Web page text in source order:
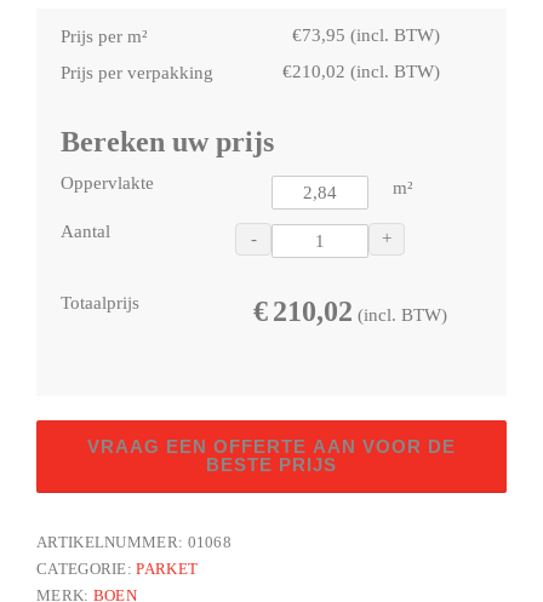
Prijs per m² €73,95 (incl. BTW)
Prijs per verpakking
€210,02 (incl. BTW)
Bereken uw prijs
Oppervlakte m²
Aantal - +
Totaalprijs €210,02 (incl. BTW)
harmony
geborsteld
VRAAG EEN OFFERTE AAN VOOR DE
BESTE PRIJS
ARTIKELNUMMER: 01068
CATEGORIE:PARKET
MERK: BOEN